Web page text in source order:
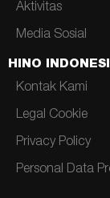
Aktivitas
Media Sosial
HINO
Kontak Kami
Legal Cookie
Privacy Policy
Personal Data